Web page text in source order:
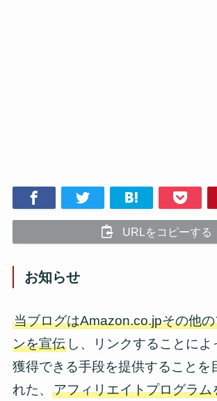
URLをコピーする
お知らせ
当ブログはAmazon.co.jpその他
ンを宣伝し、リンクすることによ
獲得できる手段を提供することを
れた、 アフィリエイトプログラム